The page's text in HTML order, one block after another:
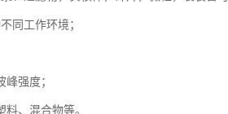
同工作环境；
强度；
、混合物等。